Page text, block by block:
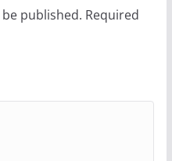
published. Required